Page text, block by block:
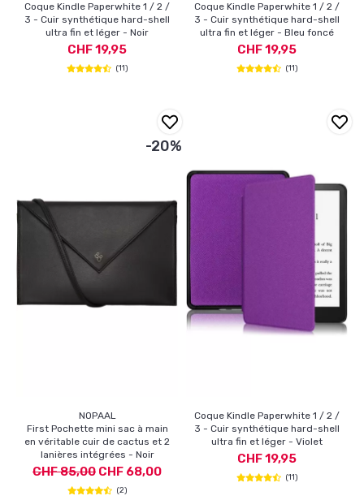
Coque Kindle Paperwhite 1 / 2 /
3 - Cuir synthétique hard-shell
ultra fin et léger - Noir
CHF 19,95
(11)
Coque Kindle Paperwhite 1 / 2 /
3 - Cuir synthétique hard-shell
ultra fin et léger - Bleu foncé
CHF 19,95
(11)
NOPAAL
First Pochette mini sac à main
en véritable cuir de cactus et 2
lanières intégrées - Noir
CHF 85,00 CHF 68,00
(2)
-20%
Coque Kindle Paperwhite 1 / 2 /
3 - Cuir synthétique hard-shell
ultra fin et léger - Violet
CHF 19,95
(11)